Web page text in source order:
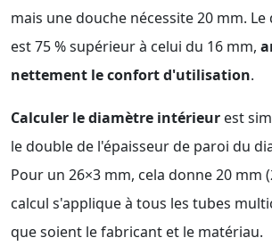
mais une douche nécessite 20 mm.
est 75 % supérieur à celui du 16 mm,
nettement le confort d'utilisation.
Calculer le diamètre intérieur est
le double de l'épaisseur de paroi du
Pour un 26×3 mm, cela donne 20 mm
calcul s'applique à tous les tubes
que soient le fabricant et le matériau.